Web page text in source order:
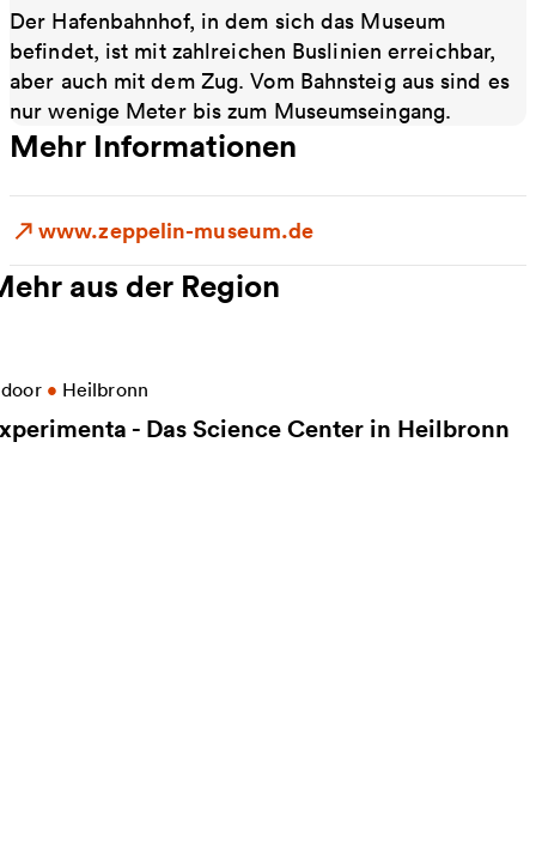
Der Hafenbahnhof, in dem sich das Museum
befindet, ist mit zahlreichen Buslinien erreichbar,
aber auch mit dem Zug. Vom Bahnsteig aus sind es
nur wenige Meter bis zum Museumseingang.
Mehr Informationen
www.zeppelin-museum.de
aus der Region
• Heilbronn
- Das Science Center in Heilbronn
Informationen zu experimenta - Das Science